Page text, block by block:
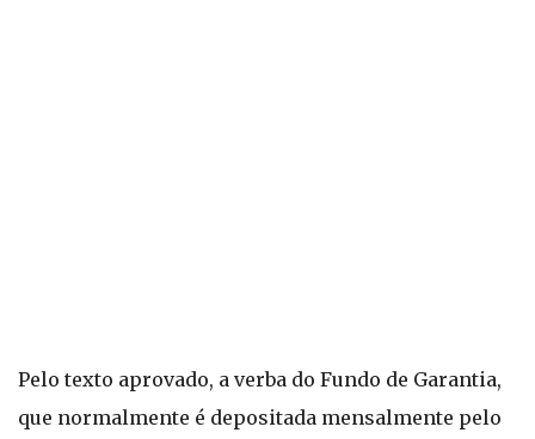
Pelo texto aprovado, a verba do Fundo de Garantia,
que normalmente é depositada mensalmente pelo